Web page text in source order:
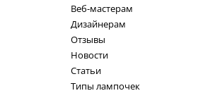
Веб-мастерам
Дизайнерам
Отзывы
Новости
Статьи
Типы лампочек